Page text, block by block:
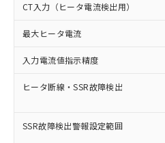
CT入力（ヒータ電流検出用）
最大ヒータ電流
入力電流値指示精度
ヒータ断線・SSR故障検出
SSR故障検出警報設定範囲